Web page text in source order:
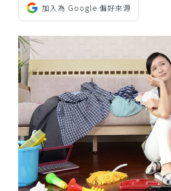
加入為 Google 偏好來源